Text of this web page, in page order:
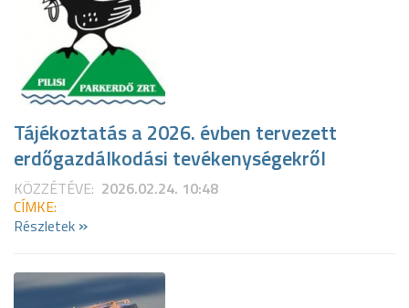
Tájékoztatás a 2026. évben tervezett
erdőgazdálkodási tevékenységekről
KÖZZÉTÉVE: 2026.02.24. 10:48
CÍMKE:
Részletek »